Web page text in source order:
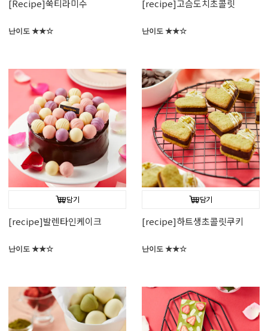
[Recipe]쑥티라미수
난이도 ★★☆
[recipe]고슴도치초콜릿
난이도 ★★☆
담기
[recipe]발렌타인케이크
난이도 ★★☆
담기
[recipe]하트생초콜릿쿠키
난이도 ★★☆